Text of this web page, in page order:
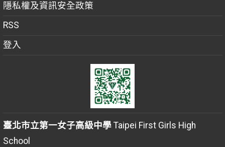
隱私權及資訊安全政策
RSS
登入
臺北市立第一女子高級中學Taipei First Girls High
School